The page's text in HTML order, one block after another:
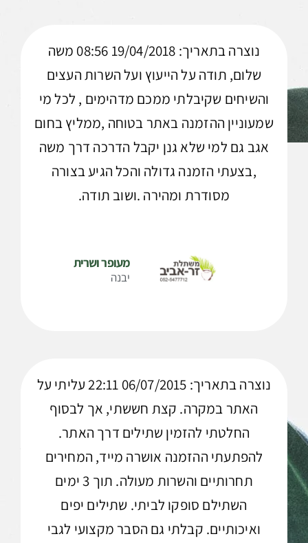
נוצרה בתאריך: 19/04/2018 08:56 משה
שלום, תודה על הייעוץ ועל השרות העצים
והשיחים שקיבלתי ממכם מדהימים , לכל מי
שמעוניין ההזמנה באתר בטוחה ,ממליץ בחום
אגב גם למי שלא גנן יקבל הדרכה דרך משה
,בצעתי הזמנה גדולה והכל הגיע בצורה
מסודרת ומהירה .ושוב תודה.
מעופר ושרית
יבנה
נוצרה בתאריך: 06/07/2015 22:11 עליתי על
האתר במקרה. קצת חששתי, אך לבסוף
החלטתי להזמין שתילים דרך האתר.
להפתעתי ההזמנה אושרה מייד, המחירים
תחרותיים והשרות מעולה. תוך 3 ימים
השתילם סופקו לביתי. שתילים יפים
ואיכותיים. קבלתי גם הסבר מקצועי לגבי